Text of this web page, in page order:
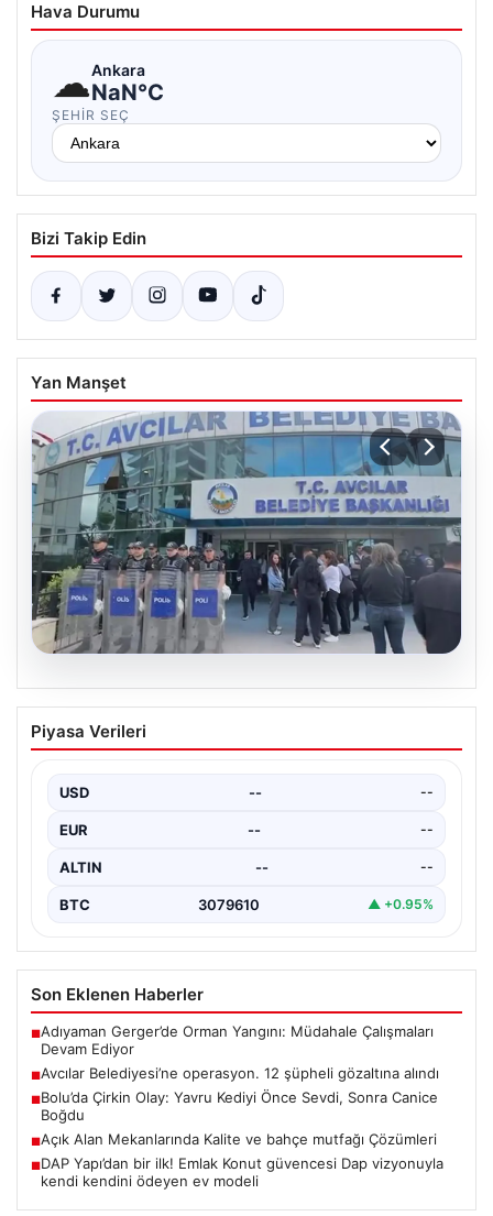
Hava Durumu
☁Ankara
NaN°C
ŞEHIR SEÇ
Bizi Takip Edin
Yan Manşet
Avcılar Belediyesi’ne operasyon. 12
şüpheli gözaltına alındı
Piyasa Verileri
USD -- --
EUR -- --
ALTIN -- --
BTC 3079610 ▲ +0.95%
Son Eklenen Haberler
■Adıyaman Gerger’de Orman Yangını: Müdahale Çalışmaları
Devam Ediyor
■Avcılar Belediyesi’ne operasyon. 12 şüpheli gözaltına alındı
■Bolu’da Çirkin Olay: Yavru Kediyi Önce Sevdi, Sonra Canice
Boğdu
■Açık Alan Mekanlarında Kalite ve bahçe mutfağı Çözümleri
■DAP Yapı’dan bir ilk! Emlak Konut güvencesi Dap vizyonuyla
kendi kendini ödeyen ev modeli